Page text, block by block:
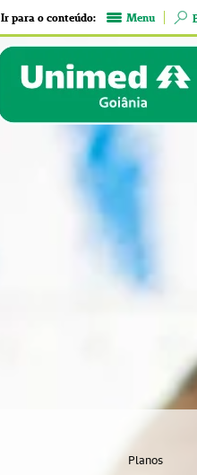
Ir para o conteúdo: Menu
Planos